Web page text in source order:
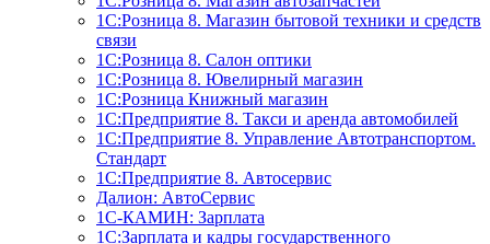
1С:Розница 8. Магазин бытовой техники и средств
связи
1С:Розница 8. Салон оптики
1С:Розница 8. Ювелирный магазин
1С:Розница Книжный магазин
1C:Предприятие 8. Такси и аренда автомобилей
1С:Предприятие 8. Управление Автотранспортом.
Стандарт
1C:Предприятие 8. Автосервис
Далион: АвтоСервис
1С-КАМИН: Зарплата
1С:Зарплата и кадры государственного